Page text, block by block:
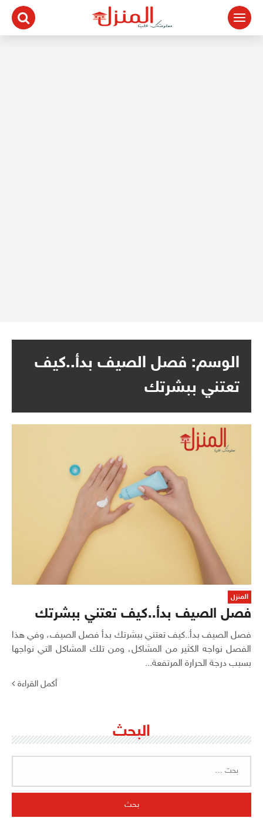
التجاوز
المحتوى
الوسم: فصل الصيف بدأ..كيف
تعتني ببشرتك
المنزل
فصل الصيف بدأ..كيف تعتني ببشرتك
فصل الصيف بدأ..كيف تعتني ببشرتك بدأ فصل الصيف، وفي هذا
الفصل نواجه الكثير من المشاكل، ومن تلك المشاكل التي نواجها
بسبب درجة الحرارة المرتفعة...
أكمل القراءة
البحث